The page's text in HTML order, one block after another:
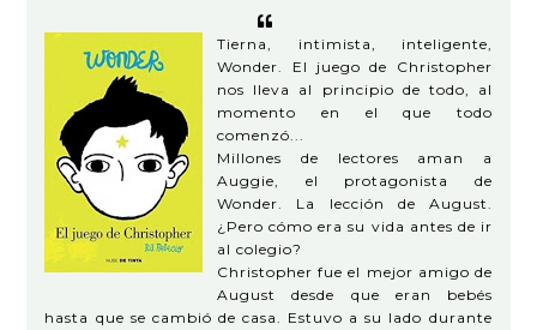
Tierna, intimista, inteligente,
Wonder. El juego de Christopher
nos lleva al principio de todo, al
momento en el que todo
comenzó...
Millones de lectores aman a
Auggie, el protagonista de
Wonder. La lección de August.
¿Pero cómo era su vida antes de ir
al colegio?
Christopher fue el mejor amigo de
August desde que eran bebés
hasta que se cambió de casa. Estuvo a su lado durante